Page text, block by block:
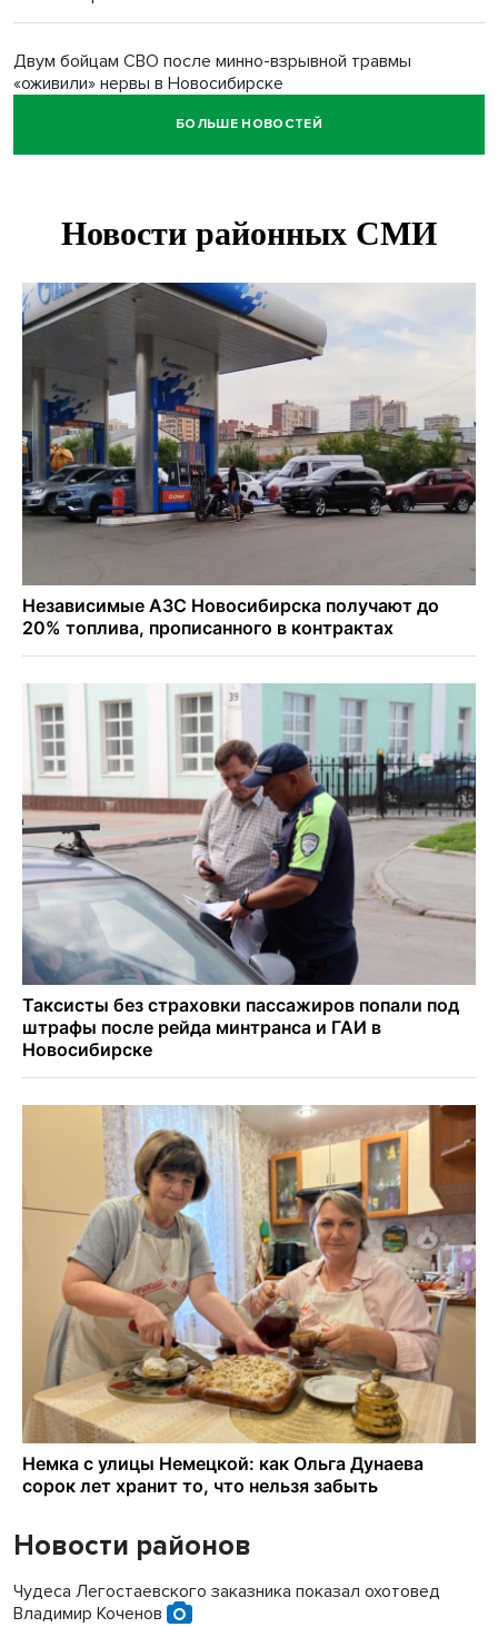
Двум бойцам СВО после минно-взрывной травмы
«оживили» нервы в Новосибирске
Персидский ковер «108 шахов» впервые вывезли из музея
Актриса из Новосибирска Евгения Туркова сыграла мать
Трех туберкулезников под конвоем доставили в
больницу Новосибирской области
В Новосибирске курьер на велосипеде сломал ребенку
ключицу
БОЛЬШЕ НОВОСТЕЙ
Новости районов
Чудеса Легостаевского заказника показал охотовед
Владимир Коченов